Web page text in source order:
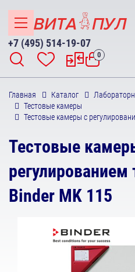
+7 (495) 514-19-07
0
Главная Каталог
Тестовые камеры
Тестовые камеры с
Тестовые
Binder MK 115